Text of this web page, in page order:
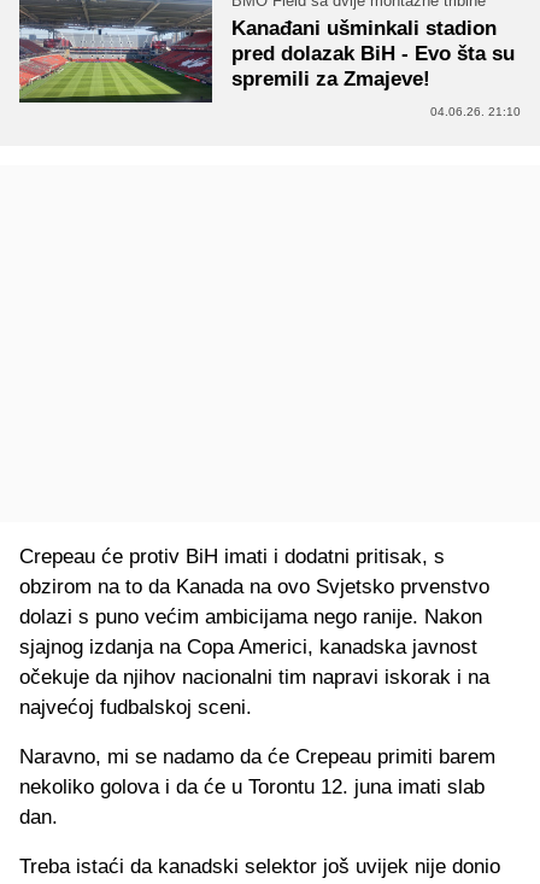
Kanađani ušminkali stadion
pred dolazak BiH - Evo šta su
spremili za Zmajeve!
04.06.26. 21:10
Crepeau će protiv BiH imati i dodatni pritisak, s
obzirom na to da Kanada na ovo Svjetsko prvenstvo
dolazi s puno većim ambicijama nego ranije. Nakon
sjajnog izdanja na Copa Americi, kanadska javnost
očekuje da njihov nacionalni tim napravi iskorak i na
najvećoj fudbalskoj sceni.
Naravno, mi se nadamo da će Crepeau primiti barem
nekoliko golova i da će u Torontu 12. juna imati slab
dan.
Treba istaći da kanadski selektor još uvijek nije donio